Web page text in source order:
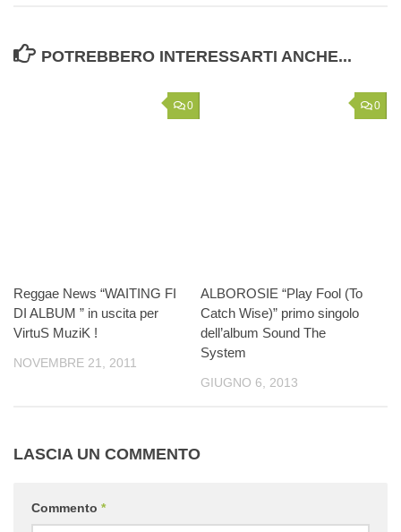
POTREBBERO INTERESSARTI ANCHE...
0
Reggae News “WAITING FI
DI ALBUM ” in uscita per
VirtuS MuziK !
NOVEMBRE 21, 2011
0
ALBOROSIE “Play Fool (To
Catch Wise)” primo singolo
dell’album Sound The
System
GIUGNO 6, 2013
LASCIA UN COMMENTO
Commento *